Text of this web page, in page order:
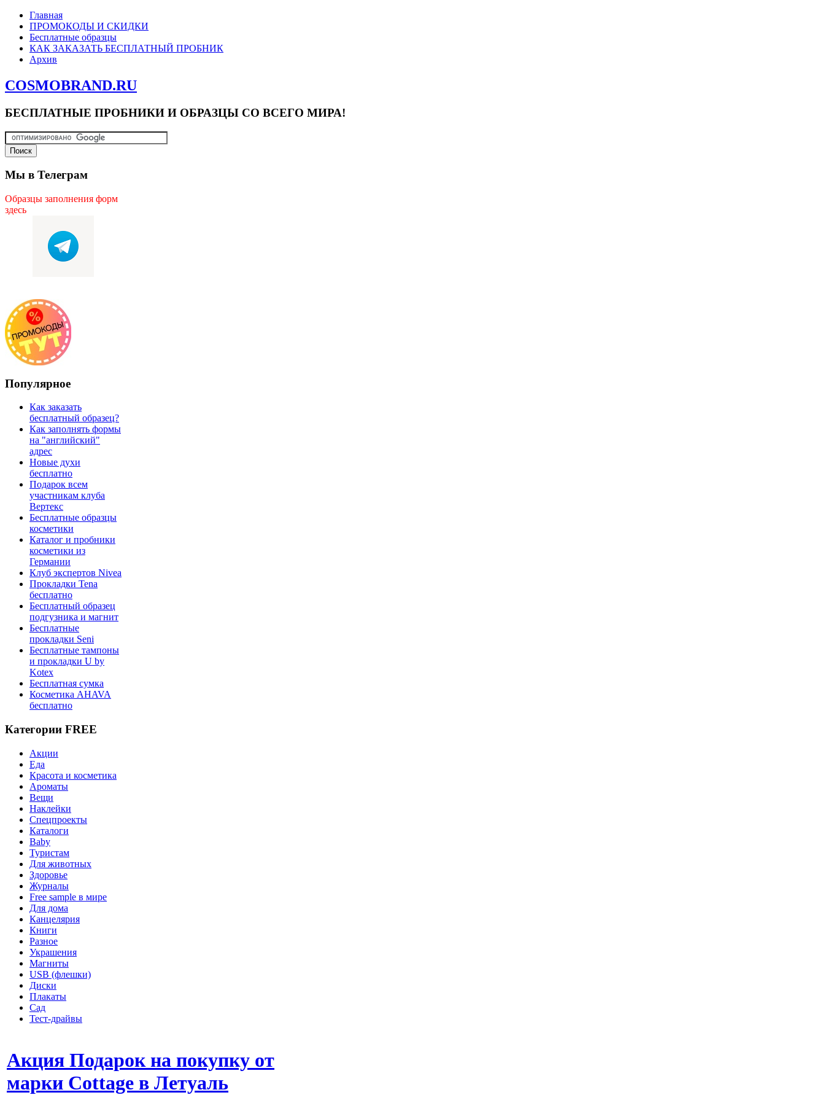
Главная
ПРОМОКОДЫ И СКИДКИ
Бесплатные образцы
КАК ЗАКАЗАТЬ БЕСПЛАТНЫЙ ПРОБНИК
Архив
COSMOBRAND.RU
БЕСПЛАТНЫЕ ПРОБНИКИ И ОБРАЗЦЫ СО ВСЕГО МИРА!
Мы в Телеграм
Образцы заполнения форм
здесь
Популярное
Как заказать
бесплатный образец?
Как заполнять формы
на "английский"
адрес
Новые духи
бесплатно
Подарок всем
участникам клуба
Вертекс
Бесплатные образцы
косметики
Каталог и пробники
косметики из
Германии
Клуб экспертов Nivea
Прокладки Tena
бесплатно
Бесплатный образец
подгузника и магнит
Бесплатные
прокладки Seni
Бесплатные тампоны
и прокладки U by
Kotex
Бесплатная сумка
Косметика AHAVA
бесплатно
Категории FREE
Акции
Еда
Красота и косметика
Ароматы
Вещи
Наклейки
Спецпроекты
Каталоги
Baby
Туристам
Для животных
Здоровье
Журналы
Free sample в мире
Для дома
Канцелярия
Книги
Разное
Украшения
Магниты
USB (флешки)
Диски
Плакаты
Сад
Тест-драйвы
Акция Подарок на покупку от
марки Cottage в Летуаль